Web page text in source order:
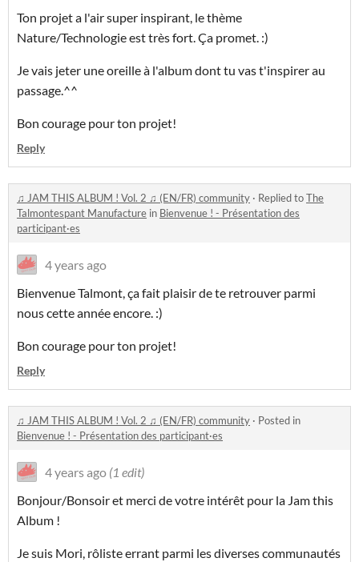
Ton projet a l'air super inspirant, le thème
Nature/Technologie est très fort. Ça promet. :)
Je vais jeter une oreille à l'album dont tu vas t'inspirer au
passage.^^
Bon courage pour ton projet!
Reply
♫ JAM THIS ALBUM ! Vol. 2 ♫ (EN/FR) community · Replied toThe
Talmontespant Manufacture in Bienvenue ! - Présentation des
participant·es
4 years ago
Bienvenue Talmont, ça fait plaisir de te retrouver parmi
nous cette année encore. :)
Bon courage pour ton projet!
Reply
♫ JAM THIS ALBUM ! Vol. 2 ♫ (EN/FR) community · Posted in
Bienvenue ! - Présentation des participant·es
4 years ago (1 edit)
Bonjour/Bonsoir et merci de votre intérêt pour la Jam this
Album !
Je suis Mori, rôliste errant parmi les diverses communautés